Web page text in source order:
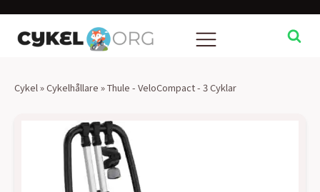
Cykel »Cykelhållare »Thule - VeloCompact - 3 Cyklar